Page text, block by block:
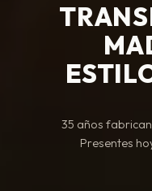
35 años
Presentes